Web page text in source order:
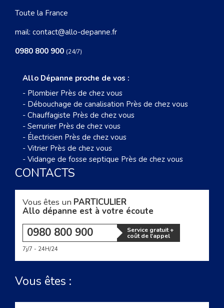
Toute la France
mail: contact@allo-depanne.fr
0980 800 900 (24/7)
Allo Dépanne proche de vos :
- Plombier Près de chez vous
- Débouchage de canalisation Près de chez vous
- Chauffagiste Près de chez vous
- Serrurier Près de chez vous
- Électricien Près de chez vous
- Vitrier Près de chez vous
- Vidange de fosse septique Près de chez vous
CONTACTS
Vous êtes un PARTICULIER
Allo dépanne est à votre écoute
0980 800 900 Service gratuit +
coût de l'appel
7j/7 - 24H/24
Vous êtes :